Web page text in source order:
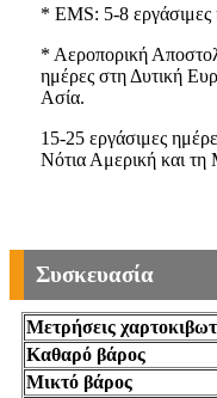
* EMS: 5-8 εργάσιμες
* Αεροπορική
ημέρες στη Δυτική
Ασία.
15-25 εργάσιμες
Νότια Αμερική και
Συσκευασία
Μετρήσεις
Καθαρό βάρος
Μικτό βάρος